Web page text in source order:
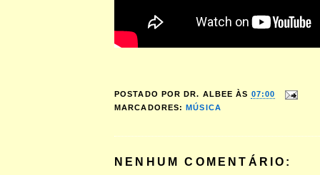
POSTADO POR DR. ALBEE ÀS 07:00
MARCADORES:MÚSICA
NENHUM COMENTÁRIO: